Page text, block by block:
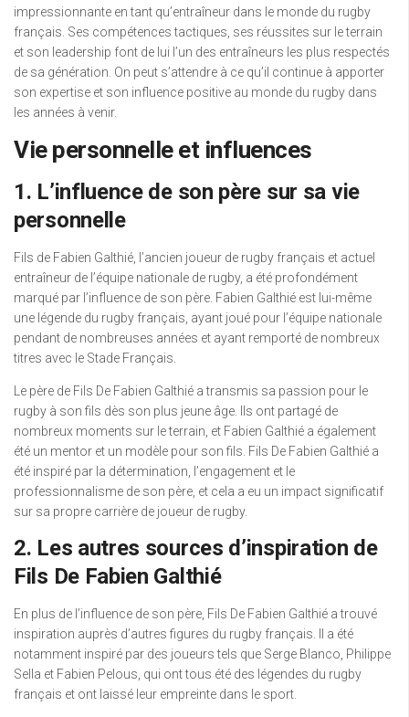
impressionnante en tant qu’entraîneur dans le monde du rugby
français. Ses compétences tactiques, ses réussites sur le terrain
et son leadership font de lui l’un des entraîneurs les plus respectés
de sa génération. On peut s’attendre à ce qu’il continue à apporter
son expertise et son influence positive au monde du rugby dans
les années à venir.
Vie personnelle et influences
1. L’influence de son père sur sa vie
personnelle
Fils de Fabien Galthié, l’ancien joueur de rugby français et actuel
entraîneur de l’équipe nationale de rugby, a été profondément
marqué par l’influence de son père. Fabien Galthié est lui-même
une légende du rugby français, ayant joué pour l’équipe nationale
pendant de nombreuses années et ayant remporté de nombreux
titres avec le Stade Français.
Le père de Fils De Fabien Galthié a transmis sa passion pour le
rugby à son fils dès son plus jeune âge. Ils ont partagé de
nombreux moments sur le terrain, et Fabien Galthié a également
été un mentor et un modèle pour son fils. Fils De Fabien Galthié a
été inspiré par la détermination, l’engagement et le
professionnalisme de son père, et cela a eu un impact significatif
sur sa propre carrière de joueur de rugby.
2. Les autres sources d’inspiration de
Fils De Fabien Galthié
En plus de l’influence de son père, Fils De Fabien Galthié a trouvé
inspiration auprès d’autres figures du rugby français. Il a été
notamment inspiré par des joueurs tels que Serge Blanco, Philippe
Sella et Fabien Pelous, qui ont tous été des légendes du rugby
français et ont laissé leur empreinte dans le sport.